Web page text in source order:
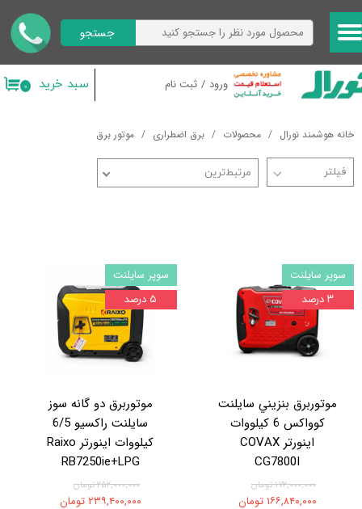
ورود / ثبت نام
حساب کاربری من
تغییر گذر واژه
خروج از حساب کاربری
جستجو
۰ سبد خرید
خانه هوشمند نورال محصولات برق اضطراری موتور برق
مرتبط‌ترین
موتوربرق بنزيني سایلنت
کوواکس 6 کيلووات
اينورتر COVAX
CG7800I
۱۷۲,۰۰۰,۰۰۰ تومان
۱۶۶,۸۴۰,۰۰۰ تومان
سوپر سایلنت
۳ درصد
موتوربرق دو گانه سوز
سایلنت راکسیو 6/5
کيلووات اينورتر Raixo
RB7250ie+LPG
۲۵۲,۰۰۰,۰۰۰ تومان
۲۳۹,۴۰۰,۰۰۰ تومان
سوپر سایلنت
۵ درصد